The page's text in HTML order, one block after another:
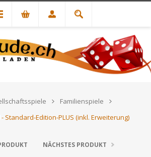
Familienspiele
Standard-Edition-PLUS (inkl. Erweiterung)
NÄCHSTES PRODUKT